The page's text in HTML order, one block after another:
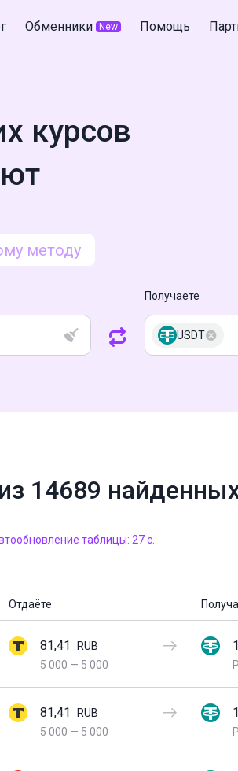
Обменники New Помощь
курсов
методу
Получаете
USDT
14689
таблицы: 27 с.
Отдаёте
81,41
RUB
5 000 — 5 000
1
81,41
RUB
5 000 — 5 000
1